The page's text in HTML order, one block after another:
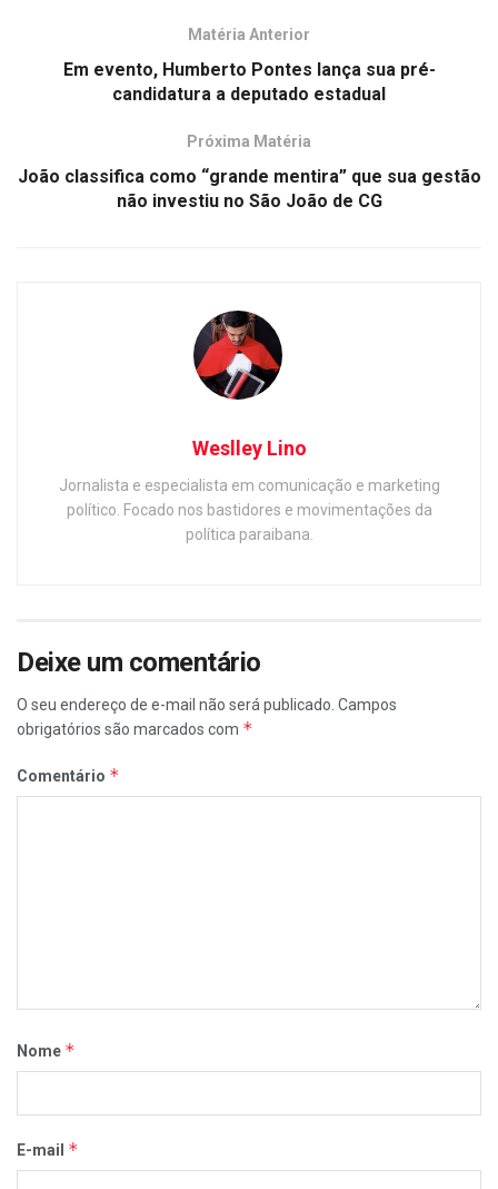
Matéria Anterior
Em evento, Humberto Pontes lança sua pré-
candidatura a deputado estadual
Próxima Matéria
João classifica como “grande mentira” que sua gestão
não investiu no São João de CG
Weslley Lino
Jornalista e especialista em comunicação e marketing
político. Focado nos bastidores e movimentações da
política paraibana.
Deixe um comentário
O seu endereço de e-mail não será publicado. Campos
obrigatórios são marcados com *
Comentário *
Nome *
E-mail *